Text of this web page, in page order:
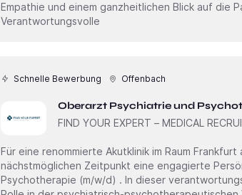
Empathie und einem ganzheitlichen Blick auf die
Verantwortungsvolle
Schnelle Bewerbung Offenbach
Oberarzt Psychiatrie und
FIND YOUR EXPERT – MEDICAL
Für eine renommierte Akutklinik im Raum
nächstmöglichen Zeitpunkt eine engagierte Persönlichkeit als
Psychotherapie (m/w/d) . In dieser verantwortungsvollen Position übernehmen Sie eine zentrale